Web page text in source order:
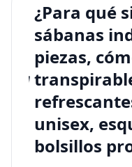
¿Para qué
sábanas
piezas,
unisex,
bolsillos